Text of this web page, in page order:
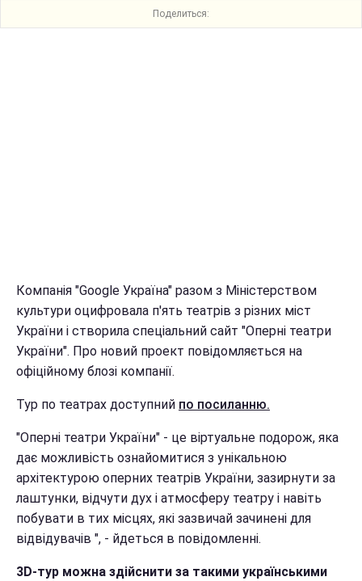
Поделиться:
Компанія "Google Україна" разом з Міністерством
культури оцифровала п'ять театрів з різних міст
України і створила спеціальний сайт "Оперні театри
України". Про новий проект повідомляється на
офіційному блозі компанії.
Тур по театрах доступний по посиланню.
"Оперні театри України" - це віртуальне подорож, яка
дає можливість ознайомитися з унікальною
архітектурою оперних театрів України, зазирнути за
лаштунки, відчути дух і атмосферу театру і навіть
побувати в тих місцях, які зазвичай зачинені для
відвідувачів ", - йдеться в повідомленні.
3D-тур можна здійснити за такими українськими